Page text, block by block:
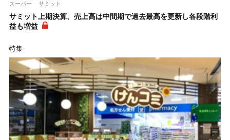
スーパー サミット
サミット上期決算、売上高は中間期で過去最高を更新し各段階利
益も増益
特集